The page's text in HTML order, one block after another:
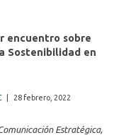
encuentro sobre
Sostenibilidad en
28 febrero, 2022
Estratégica,